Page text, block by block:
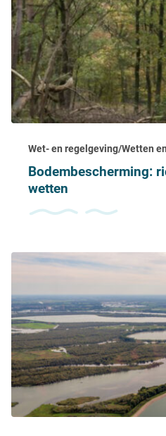
Wet- en regelgeving/Wetten
Bodembescherming:
wetten